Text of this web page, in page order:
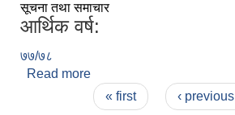
सूचना तथा समाचार
आर्थिक वर्ष:
७७/७८
Read more
« first ‹ previous